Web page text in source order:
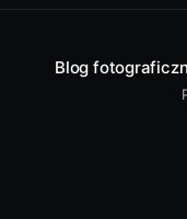
podróżnikaWybór
Blog